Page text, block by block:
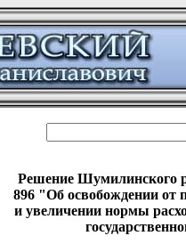
Решение Шумилинского
896 "Об освобождении от
и увеличении нормы